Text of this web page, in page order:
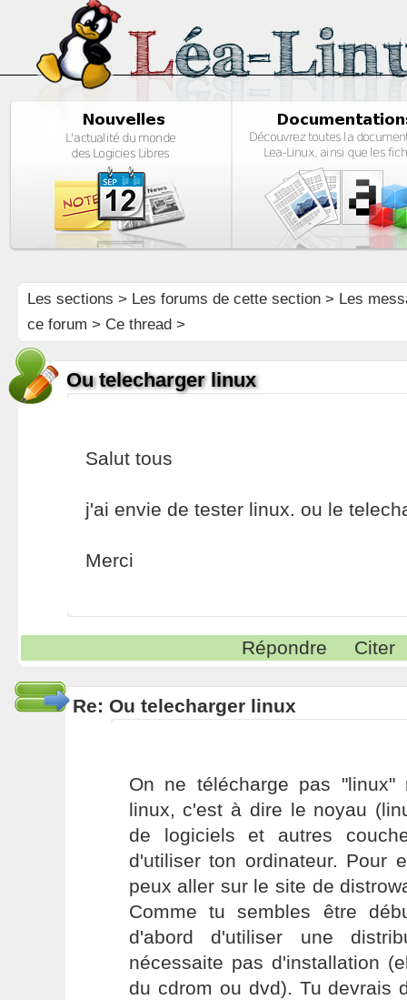
Les sections > Les forums de cette section> Les
ce forum > Ce thread >
Ou telecharger linux
Salut tous
j'ai envie de tester linux. ou le
Merci
Répondre Citer
Re: Ou telecharger linux
On ne télécharge pas "linux"
linux, c'est à dire le noyau
de logiciels et autres
d'utiliser ton ordinateur. Pour
peux aller sur le site de
Comme tu sembles être
d'abord d'utiliser une
nécessaite pas d'installation
du cdrom ou dvd). Tu devrais